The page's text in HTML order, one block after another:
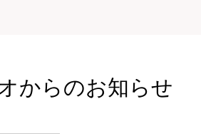
からのお知らせ